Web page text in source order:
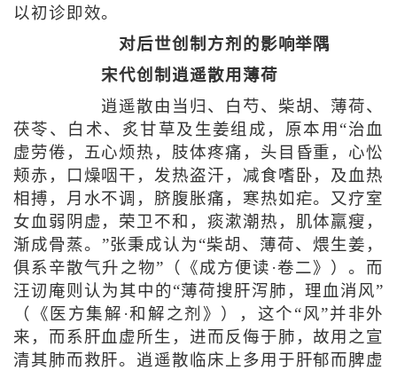
以初诊即效。
对后世创制方剂的影响举隅
宋代创制逍遥散用薄荷
逍遥散由当归、白芍、柴胡、薄荷、
茯苓、白术、炙甘草及生姜组成，原本用“治血
虚劳倦，五心烦热，肢体疼痛，头目昏重，心忪
颊赤，口燥咽干，发热盗汗，减食嗜卧，及血热
相搏，月水不调，脐腹胀痛，寒热如疟。又疗室
女血弱阴虚，荣卫不和，痰漱潮热，肌体羸瘦，
渐成骨蒸。”张秉成认为“柴胡、薄荷、煨生姜，
俱系辛散气升之物”（《成方便读·卷二》）。而
汪讱庵则认为其中的“薄荷搜肝泻肺，理血消风”
（《医方集解·和解之剂》），这个“风”并非外
来，而系肝血虚所生，进而反侮于肺，故用之宣
清其肺而救肝。逍遥散临床上多用于肝郁而脾虚